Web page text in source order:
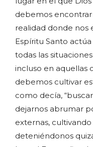
debemos encontrar
realidad donde nos
Espíritu Santo
todas las
incluso en aquellas
debemos cultivar
como decía,
dejarnos abrumar
externas,
deteniéndonos